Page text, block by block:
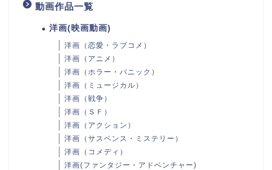
動画作品一覧
洋画(映画動画)
洋画（恋愛・ラブコメ）
洋画（アニメ）
洋画（ホラー・パニック）
洋画（ミュージカル）
洋画（戦争）
洋画（ＳＦ）
洋画（アクション）
洋画（サスペンス・ミステリー）
洋画（コメディ）
洋画(ファンタジー・アドベンチャー)